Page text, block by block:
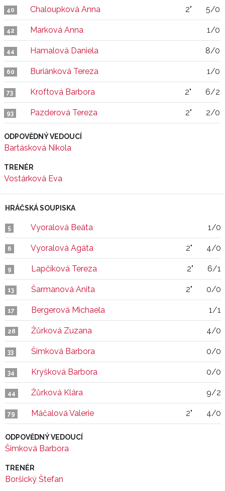
40 Chaloupková Anna 2" 5/0
42 Marková Anna 1/0
44 Hamalová Daniela 8/0
60 Buriánková Tereza 1/0
73 Kroftová Barbora 2" 6/2
93 Pazderová Tereza 2" 2/0
ODPOVĚDNÝ VEDOUCÍ
Bartásková Nikola
TRENÉR
Vostárková Eva
HRÁČSKÁ SOUPISKA
5 Vyoralová Beáta 1/0
6 Vyoralová Agáta 2" 4/0
9 Lapčíková Tereza 2" 6/1
13 Šarmanová Anita 2" 0/0
17 Bergerová Michaela 1/1
28 Žůrková Zuzana 4/0
33 Šimková Barbora 0/0
34 Kryšková Barbora 0/0
44 Žůrková Klára 9/2
79 Máčalová Valerie 2" 4/0
ODPOVĚDNÝ VEDOUCÍ
Šimková Barbora
TRENÉR
Boršický Štefan